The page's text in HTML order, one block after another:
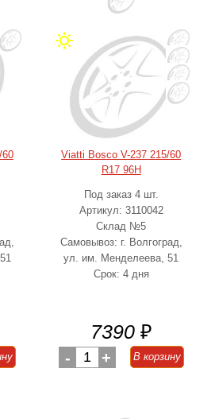
Viatti Bosco V-237 215/60
R17 96H
Под заказ 4 шт.
Артикул: 3110042
Склад №5
Самовывоз: г. Волгоград,
ул. им. Менделеева, 51
Срок: 4 дня
7390 ₽
- 1 + В корзину